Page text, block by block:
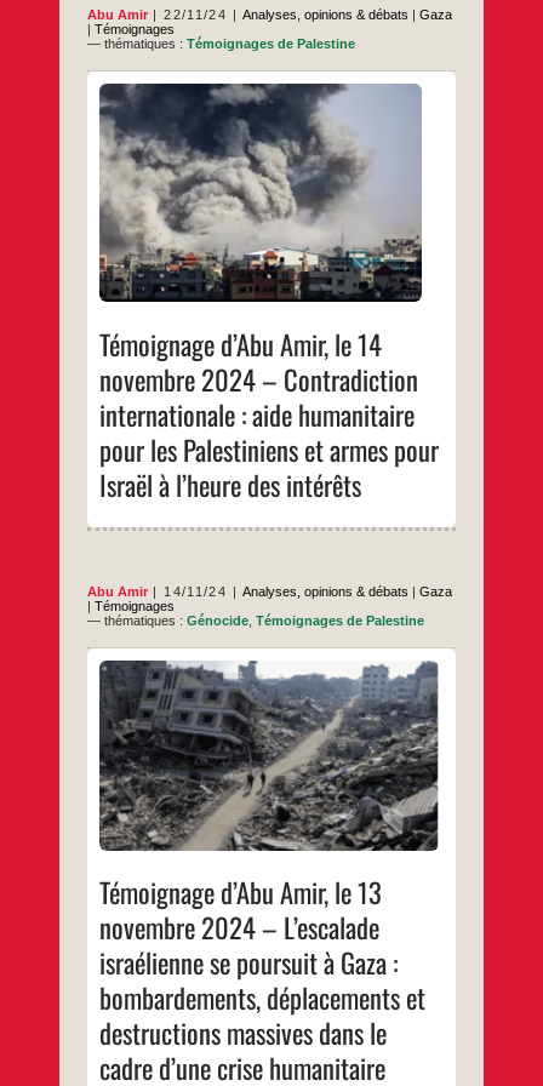
Abu Amir 22/11/24 Analyses, opinions & débats |Gaza
|Témoignages
— thématiques :Témoignages de Palestine
Témoignage d’Abu Amir, le 14
novembre 2024 – Contradiction
internationale : aide humanitaire
pour les Palestiniens et armes pour
Israël à l’heure des intérêts
Abu Amir envoie quotidiennement des textes
de réflexion sur toutes les impasses de la
situation désastreuse dans la Bande de
Gaza : continuité et aggravation des
bombardements et des destructions sans
aucune zone humanitaire épargnée sous le
regard « préoccupé » mais seulement
spectateur de la communauté internationale.
Même les zones déclarées « zones
…
Témoignage
d’Abu
Amir,
le
novembre
2024 –
Contradiction
internationale
:
aide
humanitaire
pour
les
Palestiniens
et
pour
l’heure
des
intérêts
Abu Amir 14/11/24 Analyses, opinions & débats |Gaza
|Témoignages
— thématiques :Génocide ,Témoignages de Palestine
Témoignage d’Abu Amir, le 13
novembre 2024 – L’escalade
israélienne se poursuit à Gaza :
bombardements, déplacements et
destructions massives dans le
cadre d’une crise humanitaire
Bombardements, déplacements et
destructions La guerre israélienne contre la
bande de Gaza est entrée dans son 404e
jour consécutif aujourd’hui, mercredi, alors
que les forces d’occupation israéliennes
continuent de commettre des violations
graves et des crimes de guerre contre les
civils et les personnes déplacées dans
différentes zones de la
…
Témoignage
d’Abu
Amir,
13
novembre
2024
–
L’escalade
israélienne
se
poursuit
à
Gaza
:
bombardements,